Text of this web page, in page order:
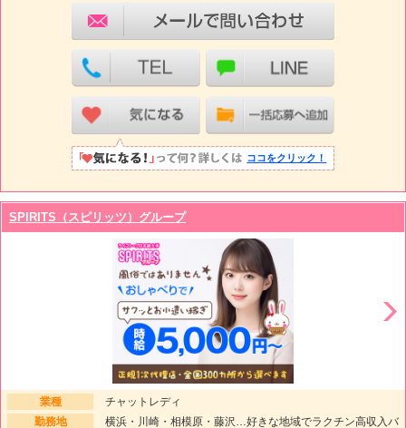
ココをクリック！
SPIRITS（スピリッツ）グループ
業種
チャットレディ
勤務地
横浜・川崎・相模原・藤沢…好きな地域でラクチン高収入バ